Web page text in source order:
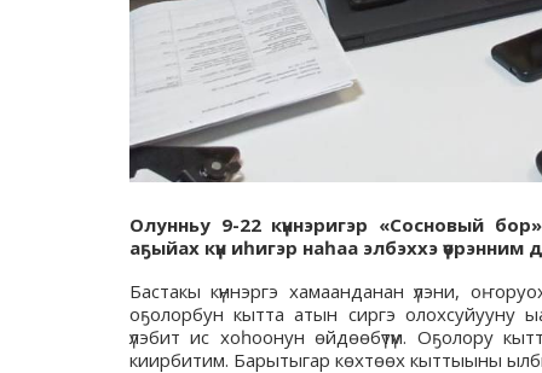
Олунньу 9-22 күннэригэр «Сосновый
аҕыйах күн иһигэр наһаа элбэххэ
Бастакы күннэргэ хамаанданан үлэни,
оҕолорбун кытта атын сиргэ олохсуйууну
үлэбит ис хоһоонун өйдөөбүтүм. Оҕолору
киирбитим. Барытыгар көхтөөх кыттыыны